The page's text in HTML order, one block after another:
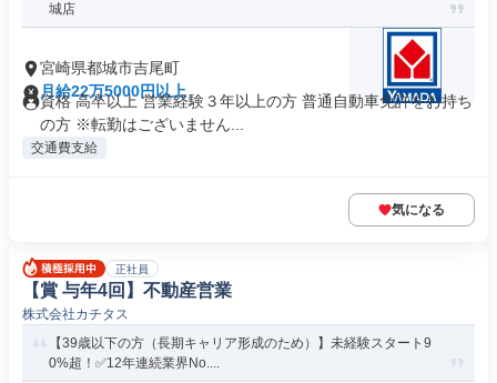
城店
宮崎県都城市吉尾町
月給22万5000円以上
資格 高卒以上 営業経験３年以上の方 普通自動車免許をお持ち
の方 ※転勤はございません...
交通費支給
気になる
正社員
【賞 与年4回】不動産営業
株式会社カチタス
【39歳以下の方（長期キャリア形成のため）】未経験スタート9
0%超！✅12年連続業界No....